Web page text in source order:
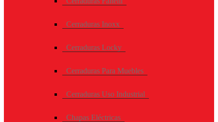
Cerraduras Inoxx
Cerraduras Locky
Cerraduras Para Muebles
Cerraduras Uso Industrial
Chapas Eléctricas